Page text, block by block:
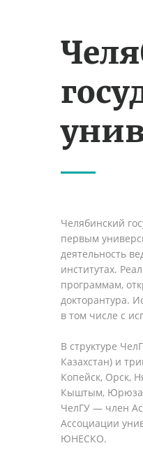
Челябинский
первым
деятельность
институтах.
программам,
докторантура.
в том числе с
В структуре
Казахстан) и
Копейск, Орск,
Кыштым,
ЧелГУ — член
Ассоциации
ЮНЕСКО.